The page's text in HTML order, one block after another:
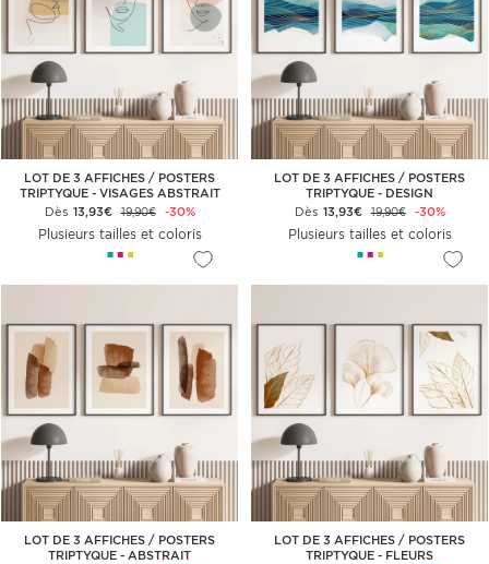
LOT DE 3 AFFICHES / POSTERS
TRIPTYQUE - VISAGES ABSTRAIT
Dès 13,93€ 19,90€ -30%
Plusieurs tailles et coloris
LOT DE 3 AFFICHES / POSTERS
TRIPTYQUE - DESIGN
Dès 13,93€ 19,90€ -30%
Plusieurs tailles et coloris
LOT DE 3 AFFICHES / POSTERS
TRIPTYQUE - ABSTRAIT
LOT DE 3 AFFICHES / POSTERS
TRIPTYQUE - FLEURS